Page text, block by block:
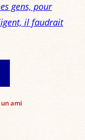
gens, pour
il faudrait
ami